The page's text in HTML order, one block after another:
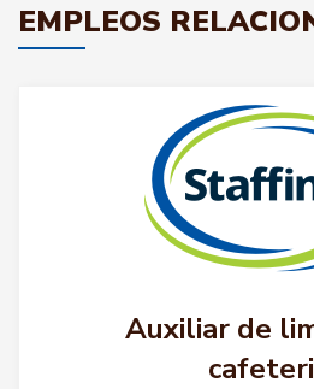
EMPLEOS
Auxiliar de